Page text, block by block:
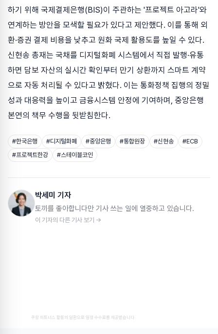
하기 위해 국제결제은행(BIS)이 주관하는 '프로젝트 아고라'와
연계하는 방안을 모색할 필요가 있다고 제안했다. 이를 통해 외
환·증권 결제 비용을 낮추고 원화 국제 활용도를 높일 수 있다.
신현송 총재는 국채를 디지털화폐 시스템에서 직접 발행·유통
하면 담보 자산의 실시간 확인부터 만기 상환까지 스마트 계약
으로 자동 처리될 수 있다고 밝혔다. 이는 통화정책 집행의 정밀
성과 대응력을 높이고 금융시스템 안정에 기여하며, 중앙은행
본연의 책무 수행을 뒷받침한다.
#한국은행 #디지털화폐 #중앙은행 #통합원장 #신현송 #ECB
#프로젝트한강 #스테이블코인
박세미 기자
토끼를 좋아합니다만 기사 쓰는 일에 열중하고 있습니다.
이 기자의 다른 기사 보기 →
쿠팡 파트너스 활동의 일환으로 일정 수수료를 제공받습니다